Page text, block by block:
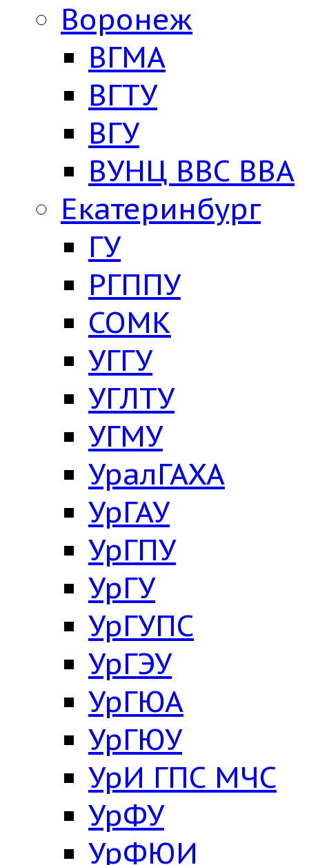
Воронеж
ВГМА
ВГТУ
ВГУ
ВУНЦ ВВС ВВА
Екатеринбург
ГУ
РГППУ
СОМК
УГГУ
УГЛТУ
УГМУ
УралГАХА
УрГАУ
УрГПУ
УрГУ
УрГУПС
УрГЭУ
УрГЮА
УрГЮУ
УрИ ГПС МЧС
УрФУ
УрФЮИ